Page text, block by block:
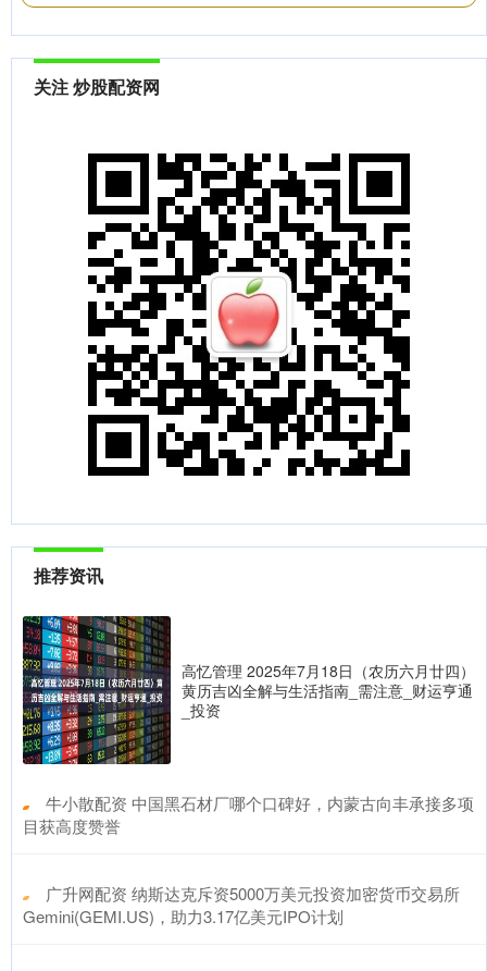
关注 炒股配资网
推荐资讯
高忆管理 2025年7月18日（农历六月廿四）
黄历吉凶全解与生活指南_需注意_财运亨通
_投资
​牛小散配资 中国黑石材厂哪个口碑好，内蒙古向丰承接多项
目获高度赞誉
​广升网配资 纳斯达克斥资5000万美元投资加密货币交易所
Gemini(GEMI.US)，助力3.17亿美元IPO计划